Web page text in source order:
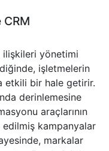
ilişkileri yönetimi
işletmelerin
etkili bir hale getirir.
derinlemesine
araçlarının
kampanyalar
markalar